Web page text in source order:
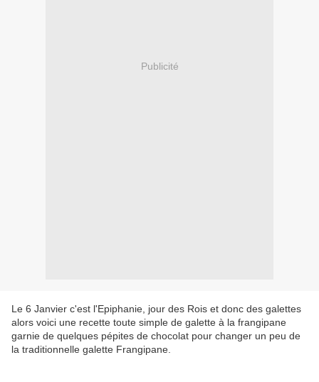
Publicité
Le 6 Janvier c'est l'Epiphanie, jour des Rois et donc des galettes
alors voici une recette toute simple de galette à la frangipane
garnie de quelques pépites de chocolat pour changer un peu de
la traditionnelle galette Frangipane.